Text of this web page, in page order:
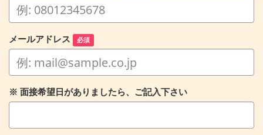
メールアドレス 必須
※ 面接希望日がありましたら、ご記入下さい